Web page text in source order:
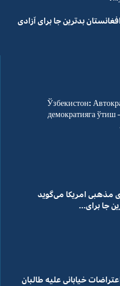
بدترین جا برای آزادی
Ўзбекистон:
демократияга
مذهبی امریکا می‌گوید
جا برای...
خیابانی علیه طالبان